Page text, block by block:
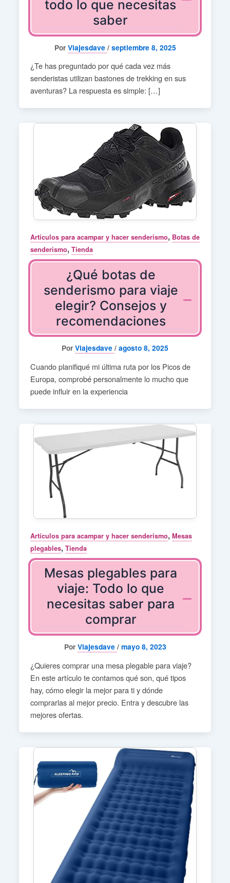
todo lo que necesitas
saber
Por Viajesdave / septiembre 8, 2025
¿Te has preguntado por qué cada vez más
senderistas utilizan bastones de trekking en sus
aventuras? La respuesta es simple: […]
Artículos para acampar y hacer senderismo, Botas de
senderismo, Tienda
¿Qué botas de
senderismo para viaje
elegir? Consejos y
recomendaciones
Por Viajesdave / agosto 8, 2025
Cuando planifiqué mi última ruta por los Picos de
Europa, comprobé personalmente lo mucho que
puede influir en la experiencia
Artículos para acampar y hacer senderismo, Mesas
plegables, Tienda
Mesas plegables para
viaje: Todo lo que
necesitas saber para
comprar
Por Viajesdave / mayo 8, 2023
¿Quieres comprar una mesa plegable para viaje?
En este artículo te contamos qué son, qué tipos
hay, cómo elegir la mejor para ti y dónde
comprarlas al mejor precio. Entra y descubre las
mejores ofertas.